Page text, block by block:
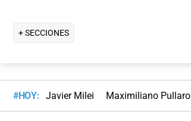
+ SECCIONES
#HOY: Javier Milei Maximiliano Pullaro